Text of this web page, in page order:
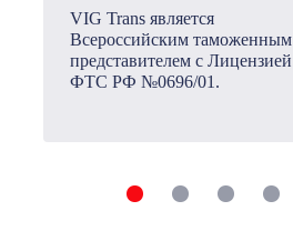
VIG Trans является
Всероссийским таможенным
представителем с Лицензией
ФТС РФ №0696/01.